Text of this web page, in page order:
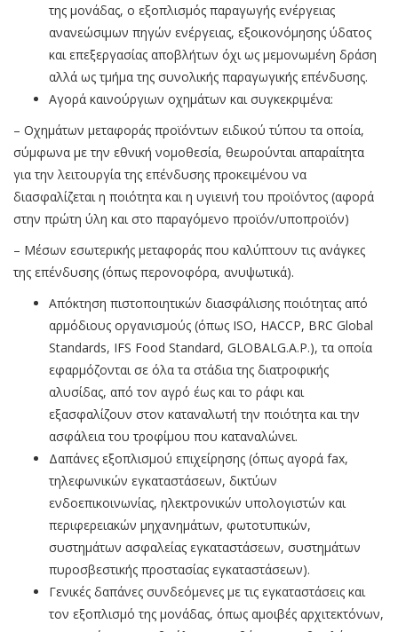
της μονάδας, ο εξοπλισμός παραγωγής ενέργειας
ανανεώσιμων πηγών ενέργειας, εξοικονόμησης ύδατος
και επεξεργασίας αποβλήτων όχι ως μεμονωμένη δράση
αλλά ως τμήμα της συνολικής παραγωγικής επένδυσης.
Αγορά καινούργιων οχημάτων και συγκεκριμένα:
– Οχημάτων μεταφοράς προϊόντων ειδικού τύπου τα οποία,
σύμφωνα με την εθνική νομοθεσία, θεωρούνται απαραίτητα
για την λειτουργία της επένδυσης προκειμένου να
διασφαλίζεται η ποιότητα και η υγιεινή του προϊόντος (αφορά
στην πρώτη ύλη και στο παραγόμενο προϊόν/υποπροϊόν)
– Μέσων εσωτερικής μεταφοράς που καλύπτουν τις ανάγκες
της επένδυσης (όπως περονοφόρα, ανυψωτικά).
Απόκτηση πιστοποιητικών διασφάλισης ποιότητας από
αρμόδιους οργανισμούς (όπως ISO, HACCP, BRC Global
Standards, IFS Food Standard, GLOBALG.A.P.), τα οποία
εφαρμόζονται σε όλα τα στάδια της διατροφικής
αλυσίδας, από τον αγρό έως και το ράφι και
εξασφαλίζουν στον καταναλωτή την ποιότητα και την
ασφάλεια του τροφίμου που καταναλώνει.
Δαπάνες εξοπλισμού επιχείρησης (όπως αγορά fax,
τηλεφωνικών εγκαταστάσεων, δικτύων
ενδοεπικοινωνίας, ηλεκτρονικών υπολογιστών και
περιφερειακών μηχανημάτων, φωτοτυπικών,
συστημάτων ασφαλείας εγκαταστάσεων, συστημάτων
πυροσβεστικής προστασίας εγκαταστάσεων).
Γενικές δαπάνες συνδεόμενες με τις εγκαταστάσεις και
τον εξοπλισμό της μονάδας, όπως αμοιβές αρχιτεκτόνων,